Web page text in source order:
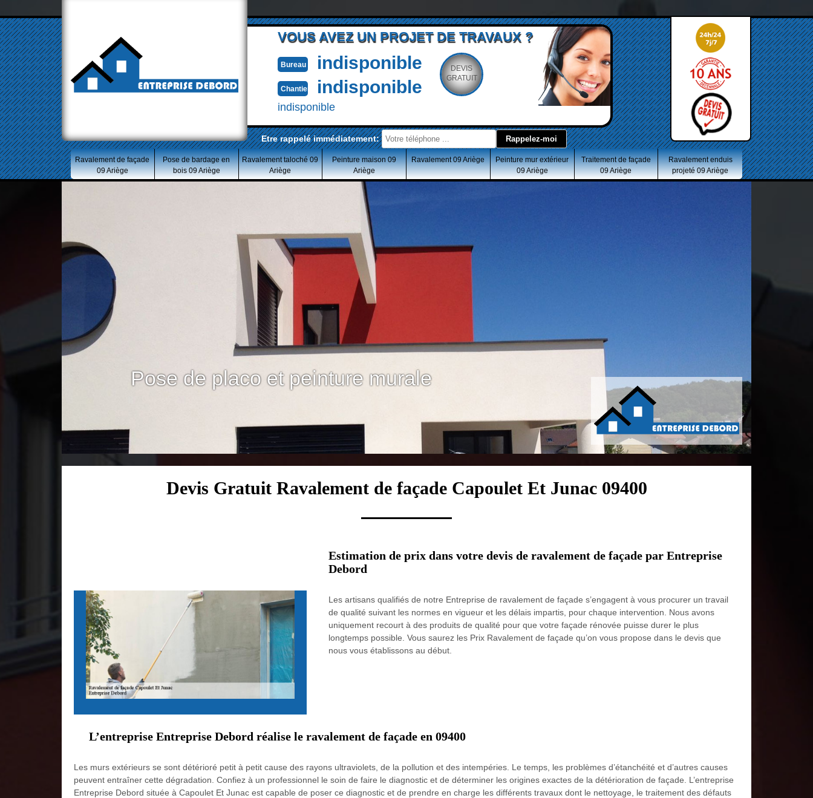
VOUS AVEZ UN PROJET DE TRAVAUX ?
Bureau indisponible
Chantier indisponible
indisponible
DEVIS
GRATUIT
Etre rappelé immédiatement:
Ravalement de façade
09 Ariège
Pose de bardage en
bois 09 Ariège
Ravalement taloché 09
Ariège
Peinture maison 09
Ariège
Ravalement 09 Ariège
Peinture mur extérieur
09 Ariège
Traitement de façade
09 Ariège
Ravalement enduis
projeté 09 Ariège
Pose de placo et peinture murale
Devis Gratuit Ravalement de façade Capoulet Et Junac 09400
Estimation de prix dans votre devis de ravalement de façade par Entreprise
Debord
Les artisans qualifiés de notre Entreprise de ravalement de façade s’engagent à vous procurer un travail
de qualité suivant les normes en vigueur et les délais impartis, pour chaque intervention. Nous avons
uniquement recourt à des produits de qualité pour que votre façade rénovée puisse durer le plus
longtemps possible. Vous saurez les Prix Ravalement de façade qu’on vous propose dans le devis que
nous vous établissons au début.
L’entreprise Entreprise Debord réalise le ravalement de façade en 09400
Les murs extérieurs se sont détérioré petit à petit cause des rayons ultraviolets, de la pollution et des intempéries. Le temps, les problèmes d’étanchéité et d’autres causes
peuvent entraîner cette dégradation. Confiez à un professionnel le soin de faire le diagnostic et de déterminer les origines exactes de la détérioration de façade. L’entreprise
Entreprise Debord située à Capoulet Et Junac est capable de poser ce diagnostic et de prendre en charge les différents travaux dont le nettoyage, le traitement des défauts